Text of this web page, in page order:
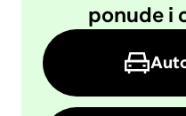
ponude i